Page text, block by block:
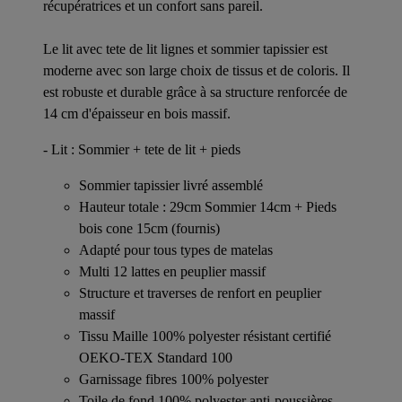
récupératrices et un confort sans pareil.
Le lit avec tete de lit lignes et sommier tapissier est
moderne avec son large choix de tissus et de coloris. Il
est robuste et durable grâce à sa structure renforcée de
14 cm d'épaisseur en bois massif.
- Lit : Sommier + tete de lit + pieds
Sommier tapissier livré assemblé
Hauteur totale : 29cm Sommier 14cm + Pieds
bois cone 15cm (fournis)
Adapté pour tous types de matelas
Multi 12 lattes en peuplier massif
Structure et traverses de renfort en peuplier
massif
Tissu Maille 100% polyester résistant certifié
OEKO-TEX Standard 100
Garnissage fibres 100% polyester